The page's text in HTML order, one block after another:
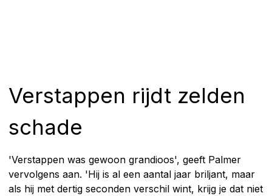
Verstappen rijdt zelden
schade
'Verstappen was gewoon grandioos', geeft Palmer
vervolgens aan. 'Hij is al een aantal jaar briljant, maar
als hij met dertig seconden verschil wint, krijg je dat niet